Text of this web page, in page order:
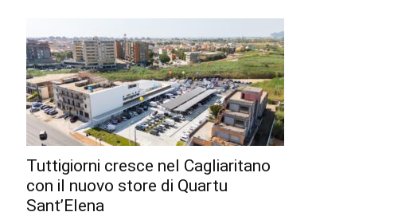
Tuttigiorni cresce nel Cagliaritano
con il nuovo store di Quartu
Sant’Elena